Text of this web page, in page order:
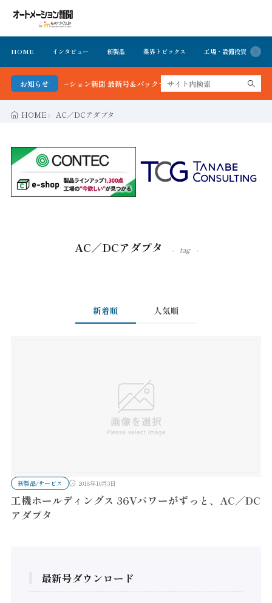
HOME インタビュー 新製品 業界トピックス 工場・設備投資
お知らせ
オートメーション新聞 最新号＆バックナンバーを無料で公開中 詳細はこちら
HOME AC／DCアダプタ
AC／DCアダプタ tag
新着順 人気順
新製品/サービス 2018年10月3日
工機ホールディングス 36Vパワーがずっと、AC／DC
アダプタ
最新号ダウンロード